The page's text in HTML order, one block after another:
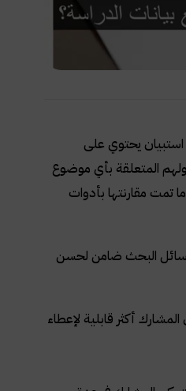
يحتوي على
المتعلقة بأي موضوع
تمت مقارنتها بأدوات
وسائل البحث ضامن لحسن
أكثر قابلية لإعطاء